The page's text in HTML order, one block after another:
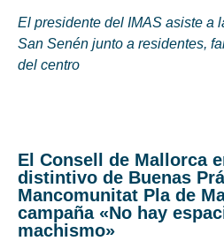
El presidente del IMAS asiste a
San Senén junto a residentes,
del centro
El Consell de Mallorca
distintivo de Buenas
Mancomunitat Pla de
campaña «No hay
machismo»